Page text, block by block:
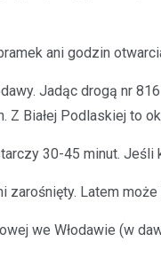
ani godzin
Jadąc drogą nr
Białej Podlaskiej to
30-45 minut.
Latem
we Włodawie (w